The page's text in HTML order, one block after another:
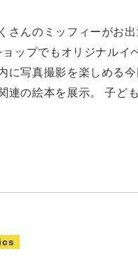
さんのミッフィーがお
ップでもオリジナルイ
に写真撮影を楽しめる
連の絵本を展示。 子ど